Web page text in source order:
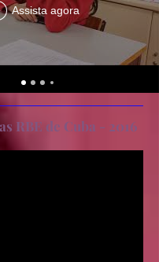
Assista agora
RBE de Cuba - 2016